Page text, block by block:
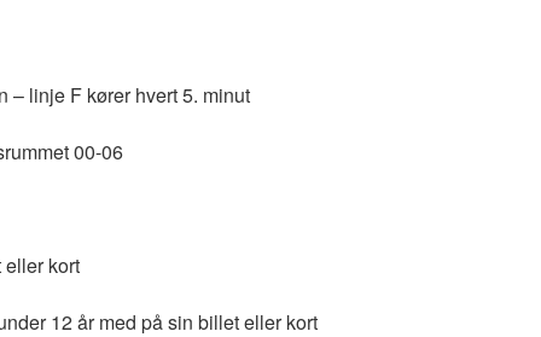
– linje F kører hvert 5. minut
00-06
kort
12 år med på sin billet eller kort